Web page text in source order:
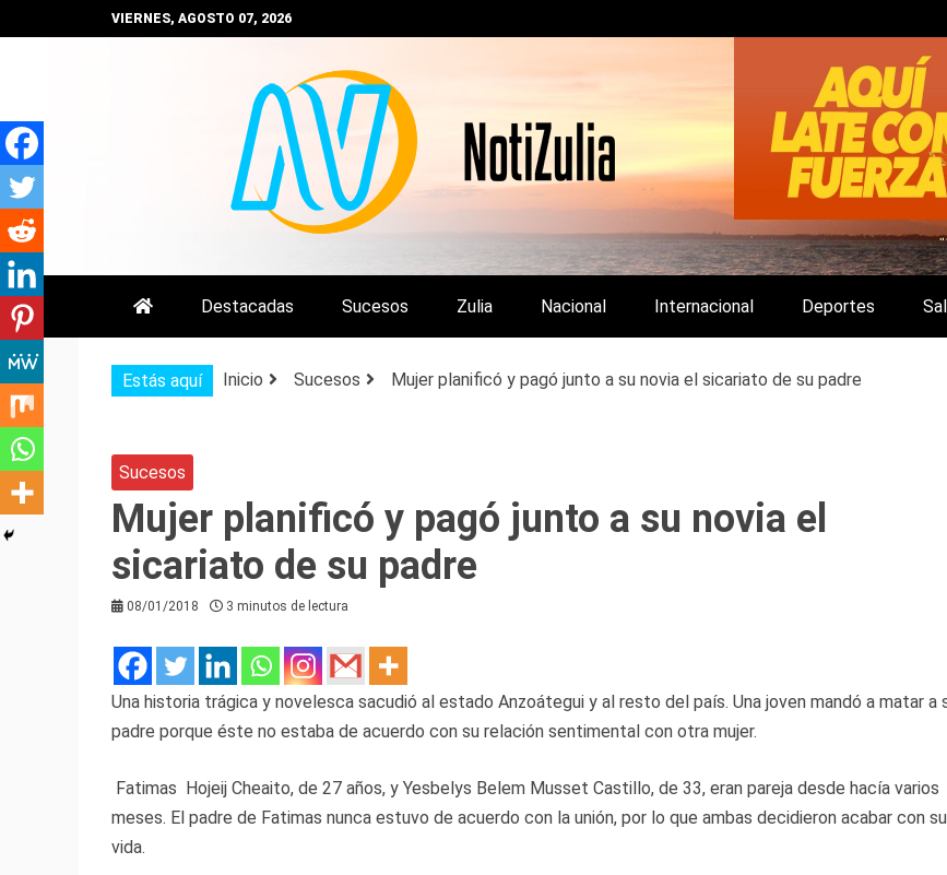
al
VIERNES, AGOSTO 07, 2026
NOTIZULIA
NOTICIAS DEL ZULIA, VENEZUELA Y DE INTERÉS GENERAL.
Destacadas Sucesos Zulia Nacional Internacional Deportes
Estás aquí Inicio Sucesos Mujer planificó y pagó junto a su novia el sicariato de su padre
Sucesos
Mujer planificó y pagó junto a su novia el
sicariato de su padre
08/01/2018 3 minutos de lectura
Una historia trágica y novelesca sacudió al estado Anzoátegui y al resto del país. Una joven mandó a matar a
padre porque éste no estaba de acuerdo con su relación sentimental con otra mujer.
Fatimas Hojeij Cheaito, de 27 años, y Yesbelys Belem Musset Castillo, de 33, eran pareja desde hacía varios
meses. El padre de Fatimas nunca estuvo de acuerdo con la unión, por lo que ambas decidieron acabar con su
vida.